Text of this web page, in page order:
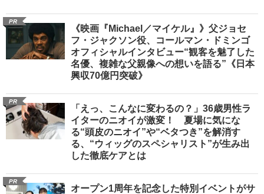
PR
《映画『Michael／マイケル』》父ジョセ
フ・ジャクソン役、コールマン・ドミンゴ
オフィシャルインタビュー“観客を魅了した
名優、複雑な父親像への想いを語る”《日本
興収70億円突破》
PR
「えっ、こんなに変わるの？」36歳男性ラ
イターのニオイが激変！ 夏場に気にな
る“頭皮のニオイ”や“ベタつき”を解消す
る、“ウィッグのスペシャリスト”が生み出
した徹底ケアとは
PR
オープン1周年を記念した特別イベントがサ